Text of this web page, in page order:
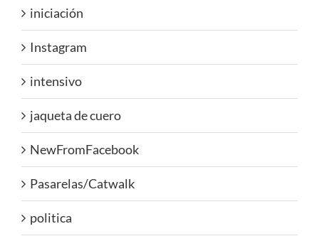
iniciación
Instagram
intensivo
jaqueta de cuero
NewFromFacebook
Pasarelas/Catwalk
politica